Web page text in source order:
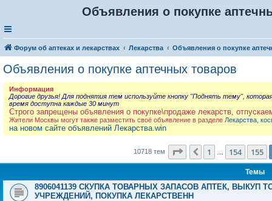
Объявления о покупке
Форум об аптеках и лекарствах Лекарства Объявления о покупке
Объявления о покупке аптечных товаров
Информация
Дорогие друзья! Для поднятия тем используйте кнопку "Поднять тему",
время доступна каждые 30 минут
Строго запрещены объявления о покупке\продаже лекарств,
Жители Москвы могут также разместить своё объявление в разделе Лекарства,
на новом сайте объявлений Лекарства.win
10718 тем Страница 156из 429
Пред.
1 154 155
Темы
8906041139 СКУПКА ТОВАРНЫХ ЗАПАСОВ АПТЕК,
УЧРЕЖДЕНИЙ, ПОКУПКА ЛЕКАРСТВЕНН